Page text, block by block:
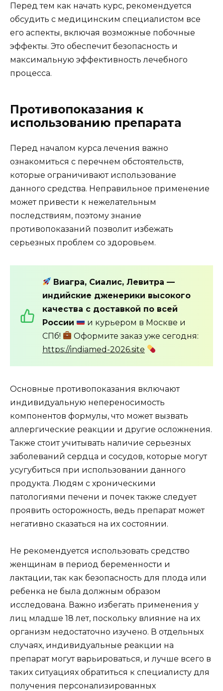
Перед тем как начать курс, рекомендуется
обсудить с медицинским специалистом все
его аспекты, включая возможные побочные
эффекты. Это обеспечит безопасность и
максимальную эффективность лечебного
процесса.
Противопоказания к
использованию препарата
Перед началом курса лечения важно
ознакомиться с перечнем обстоятельств,
которые ограничивают использование
данного средства. Неправильное применение
может привести к нежелательным
последствиям, поэтому знание
противопоказаний позволит избежать
серьезных проблем со здоровьем.
Виагра, Сиалис, Левитра —
индийские дженерики высокого
качества с доставкой по всей
России
и курьером в Москве и
СПб!
Оформите заказ уже сегодня:
https://indiamed-2026.site
Основные противопоказания включают
индивидуальную непереносимость
компонентов формулы, что может вызвать
аллергические реакции и другие осложнения.
Также стоит учитывать наличие серьезных
заболеваний сердца и сосудов, которые могут
усугубиться при использовании данного
продукта. Людям с хроническими
патологиями печени и почек также следует
проявить осторожность, ведь препарат может
негативно сказаться на их состоянии.
Не рекомендуется использовать средство
женщинам в период беременности и
лактации, так как безопасность для плода или
ребенка не была должным образом
исследована. Важно избегать применения у
лиц младше 18 лет, поскольку влияние на их
организм недостаточно изучено. В отдельных
случаях, индивидуальные реакции на
препарат могут варьироваться, и лучше всего в
таких ситуациях обратиться к специалисту для
получения персонализированных